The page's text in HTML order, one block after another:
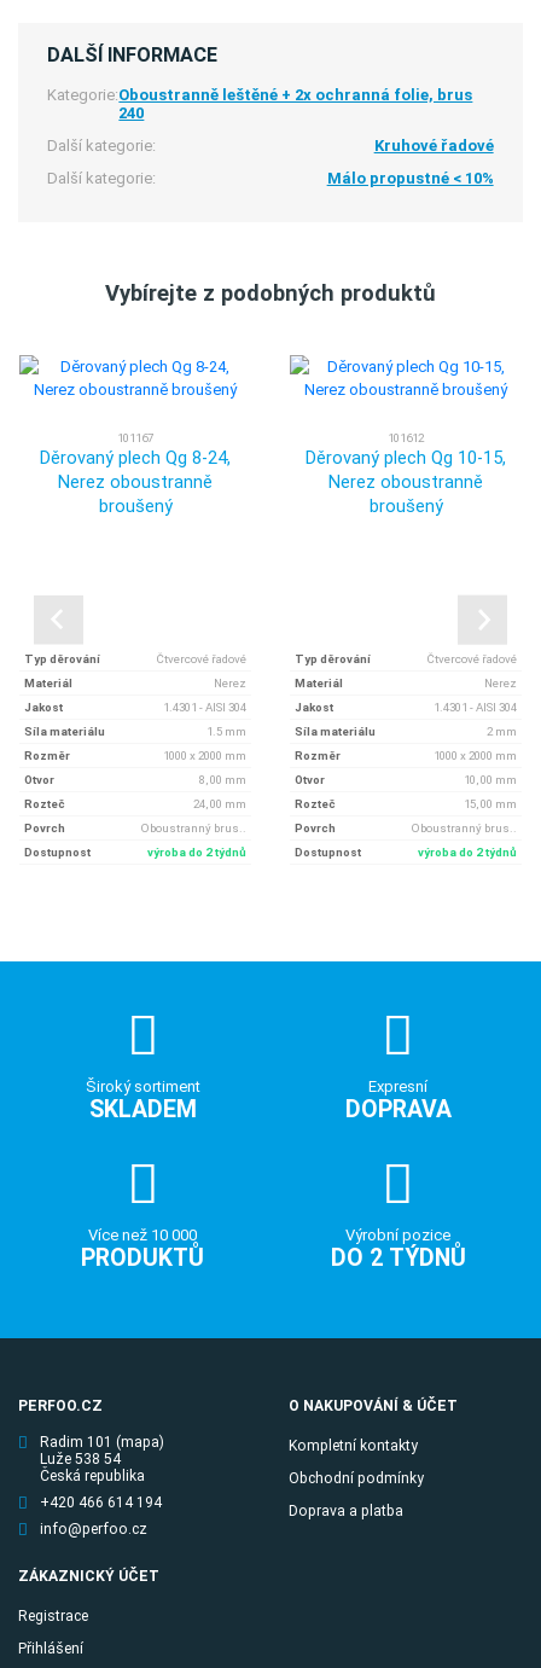
DALŠÍ INFORMACE
Kategorie:Oboustranně leštěné + 2x ochranná folie, brus
240
Další kategorie:
Kruhové řadové
Další kategorie:
Málo propustné < 10%
Vybírejte z podobných produktů
101167
Děrovaný plech Qg 8-24,
Nerez oboustranně
broušený
Typ děrování
Čtvercové řadové
Materiál
Nerez
Jakost
1.4301 - AISI 304
Síla materiálu
1.5 mm
Rozměr
1000 x 2000 mm
Otvor
8, 00 mm
Rozteč
24, 00 mm
Povrch
Oboustranný brus..
Dostupnost
výroba do 2 týdnů
101612
Děrovaný plech Qg 10-15,
Nerez oboustranně
broušený
Typ děrování
Čtvercové řadové
Materiál
Nerez
Jakost
1.4301 - AISI 304
Síla materiálu
2 mm
Rozměr
1000 x 2000 mm
Otvor
10, 00 mm
Rozteč
15, 00 mm
Povrch
Oboustranný brus..
Dostupnost
výroba do 2 týdnů
Široký sortiment
SKLADEM
Expresní
DOPRAVA
Více než 10 000
PRODUKTŮ
Výrobní pozice
DO 2 TÝDNŮ
PERFOO.CZ
Radim 101 (mapa)
Luže 538 54
Česká republika
+420 466 614 194
info@perfoo.cz
O NAKUPOVÁNÍ & ÚČET
Kompletní kontakty
Obchodní podmínky
Doprava a platba
ZÁKAZNICKÝ ÚČET
Registrace
Přihlášení